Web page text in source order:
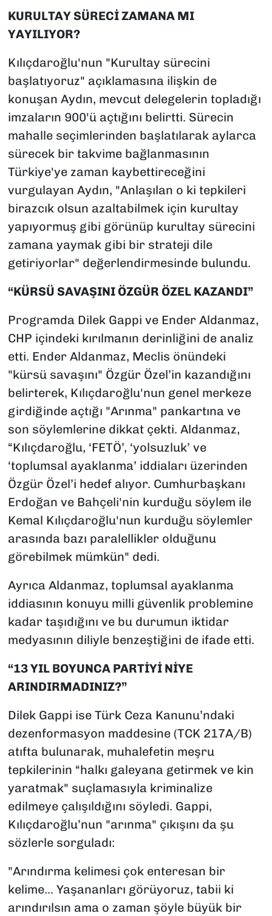
KURULTAY SÜRECİ ZAMANA MI
YAYILIYOR?
Kılıçdaroğlu'nun "Kurultay sürecini
başlatıyoruz" açıklamasına ilişkin de
konuşan Aydın, mevcut delegelerin topladığı
imzaların 900'ü açtığını belirtti. Sürecin
mahalle seçimlerinden başlatılarak aylarca
sürecek bir takvime bağlanmasının
Türkiye'ye zaman kaybettireceğini
vurgulayan Aydın, "Anlaşılan o ki tepkileri
birazcık olsun azaltabilmek için kurultay
yapıyormuş gibi görünüp kurultay sürecini
zamana yaymak gibi bir strateji dile
getiriyorlar" değerlendirmesinde bulundu.
“KÜRSÜ SAVAŞINI ÖZGÜR ÖZEL KAZANDI”
Programda Dilek Gappi ve Ender Aldanmaz,
CHP içindeki kırılmanın derinliğini de analiz
etti. Ender Aldanmaz, Meclis önündeki
"kürsü savaşını" Özgür Özel’in kazandığını
belirterek, Kılıçdaroğlu'nun genel merkeze
girdiğinde açtığı "Arınma" pankartına ve
son söylemlerine dikkat çekti. Aldanmaz,
“Kılıçdaroğlu, ‘FETÖ’, ‘yolsuzluk’ ve
‘toplumsal ayaklanma’ iddiaları üzerinden
Özgür Özel’i hedef alıyor. Cumhurbaşkanı
Erdoğan ve Bahçeli'nin kurduğu söylem ile
Kemal Kılıçdaroğlu'nun kurduğu söylemler
arasında bazı paralellikler olduğunu
görebilmek mümkün" dedi.
Ayrıca Aldanmaz, toplumsal ayaklanma
iddiasının konuyu milli güvenlik problemine
kadar taşıdığını ve bu durumun iktidar
medyasının diliyle benzeştiğini de ifade etti.
“13 YIL BOYUNCA PARTİYİ NİYE
ARINDIRMADINIZ?”
Dilek Gappi ise Türk Ceza Kanunu’ndaki
dezenformasyon maddesine (TCK 217A/B)
atıfta bulunarak, muhalefetin meşru
tepkilerinin “halkı galeyana getirmek ve kin
yaratmak" suçlamasıyla kriminalize
edilmeye çalışıldığını söyledi. Gappi,
Kılıçdaroğlu’nun "arınma" çıkışını da şu
sözlerle sorguladı:
"Arındırma kelimesi çok enteresan bir
kelime... Yaşananları görüyoruz, tabii ki
arındırılsın ama o zaman şöyle büyük bir